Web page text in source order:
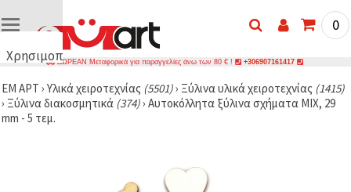
Χρησιμοποιούμε
🍪
Χρησιμοποιούμε
cookies και
0
ΔΩΡΕΑΝ Μεταφορικά για παραγγελίες άνω των 80 € ! +306907161417
ΕΜ ΑΡΤ › Υλικά χειροτεχνίας (5501)› Ξύλινα υλικά χειροτεχνίας (1415)
› Ξύλινα διακοσμητικά (374)› Αυτοκόλλητα ξύλινα σχήματα MIX, 29
mm - 5 τεμ.